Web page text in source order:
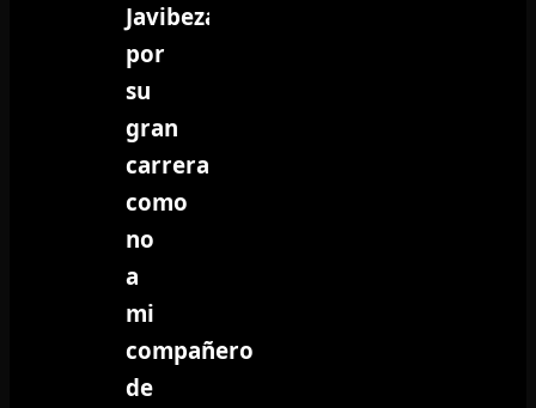
Javibeza
por
su
gran
carrera,
como
no
a
mi
compañero
de